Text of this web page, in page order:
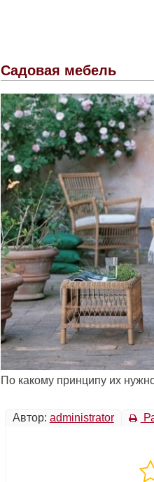
Садовая мебель
По какому принципу их
Автор: administrator